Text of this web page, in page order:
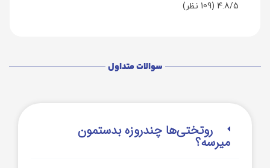
4.8/5 (109 نظر)
سوالات متداول
روتختی‌‌ها چندروزه بدستمون
میرسه؟